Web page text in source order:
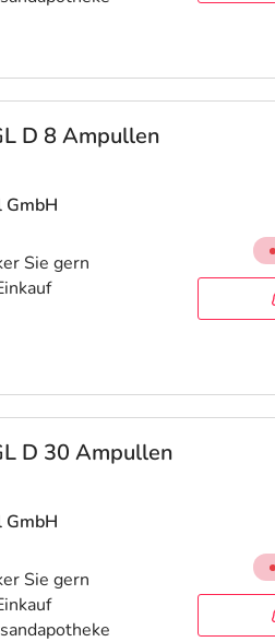
D 8 Ampullen
D 30 Ampullen